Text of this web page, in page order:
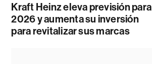
Kraft Heinz eleva previsión para
2026 y aumenta su inversión
para revitalizar sus marcas